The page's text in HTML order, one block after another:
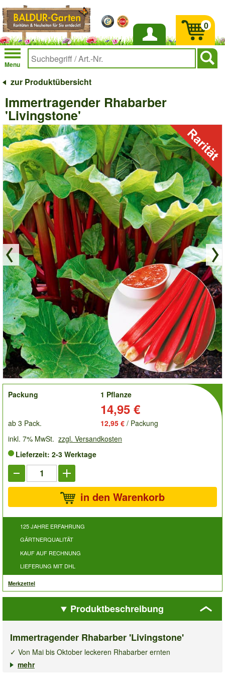
Anmelden
Menu
0
zur Produktübersicht
Immertragender Rhabarber
'Livingstone'
order
Packung
1 Pflanze
14,95 €
ab 3 Pack. 12,95 € / Packung
inkl. 7% MwSt. zzgl. Versandkosten
Lieferzeit: 2-3 Werktage
in den Warenkorb
125 JAHRE ERFAHRUNG
GÄRTNERQUALITÄT
KAUF AUF RECHNUNG
LIEFERUNG MIT DHL
Merkzettel
Produktbeschreibung
Immertragender Rhabarber 'Livingstone'
✓ Von Mai bis Oktober leckeren Rhabarber ernten
✓ Angenehm mild-säuerlicher Geschmack
mehr